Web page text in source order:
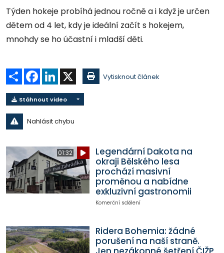
Týden hokeje probíhá jednou ročně a i když je určen
dětem od 4 let, kdy je ideální začít s hokejem,
mnohdy se ho účastní i mladší děti.
Sdílet Facebook
LinkedIn Vytisknout článek
Stáhnout video
Nahlásit chybu
01:32
Legendární Dakota na
okraji Bělského lesa
prochází masivní
proměnou a nabídne
exkluzivní gastronomii
Komerční sdělení
Ridera Bohemia: žádné
porušení na naší straně.